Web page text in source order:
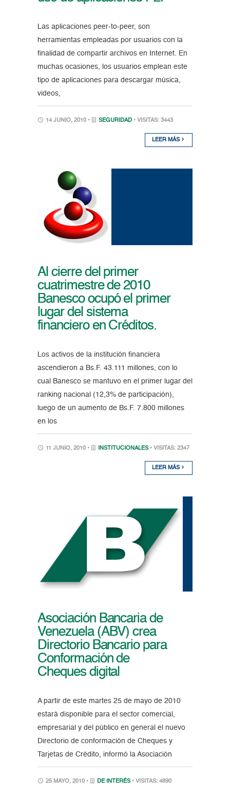
Las aplicaciones peer-to-peer, son
herramientas empleadas por usuarios con la
finalidad de compartir archivos en Internet. En
muchas ocasiones, los usuarios emplean este
tipo de aplicaciones para descargar música,
videos,
14 JUNIO, 2010 • SEGURIDAD • VISITAS: 3443
LEER MÁS
Al cierre del primer
cuatrimestre de 2010
Banesco ocupó el primer
lugar del sistema
financiero en Créditos.
Los activos de la institución financiera
ascendieron a Bs.F. 43.111 millones, con lo
cual Banesco se mantuvo en el primer lugar del
ranking nacional (12,3% de participación),
luego de un aumento de Bs.F. 7.800 millones
en los
11 JUNIO, 2010 • INSTITUCIONALES • VISITAS: 2347
LEER MÁS
Asociación Bancaria de
Venezuela (ABV) crea
Directorio Bancario para
Conformación de
Cheques digital
A partir de este martes 25 de mayo de 2010
estará disponible para el sector comercial,
empresarial y del público en general el nuevo
Directorio de conformación de Cheques y
Tarjetas de Crédito, informó la Asociación
25 MAYO, 2010 • DE INTERÉS • VISITAS: 4890